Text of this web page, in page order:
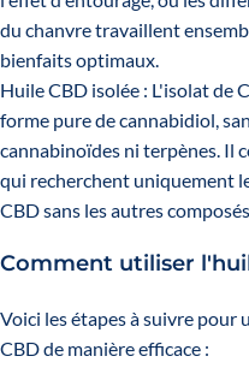
du chanvre travaillent
bienfaits optimaux.
Huile CBD isolée : L'isolat de
forme pure de cannabidiol,
cannabinoïdes ni terpènes. Il
qui recherchent uniquement
CBD sans les autres
Comment utiliser
Voici les étapes à suivre pour
CBD de manière efficace :